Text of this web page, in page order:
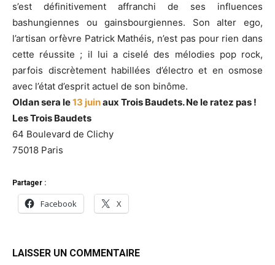
s’est définitivement affranchi de ses influences
bashungiennes ou gainsbourgiennes. Son alter ego,
l’artisan orfèvre Patrick Mathéis, n’est pas pour rien dans
cette réussite ; il lui a ciselé des mélodies pop rock,
parfois discrètement habillées d’électro et en osmose
avec l’état d’esprit actuel de son binôme.
Oldan sera le13 juinaux Trois Baudets. Ne le ratez pas !
Les Trois Baudets
64 Boulevard de Clichy
75018 Paris
Partager :
Facebook X
LAISSER UN COMMENTAIRE